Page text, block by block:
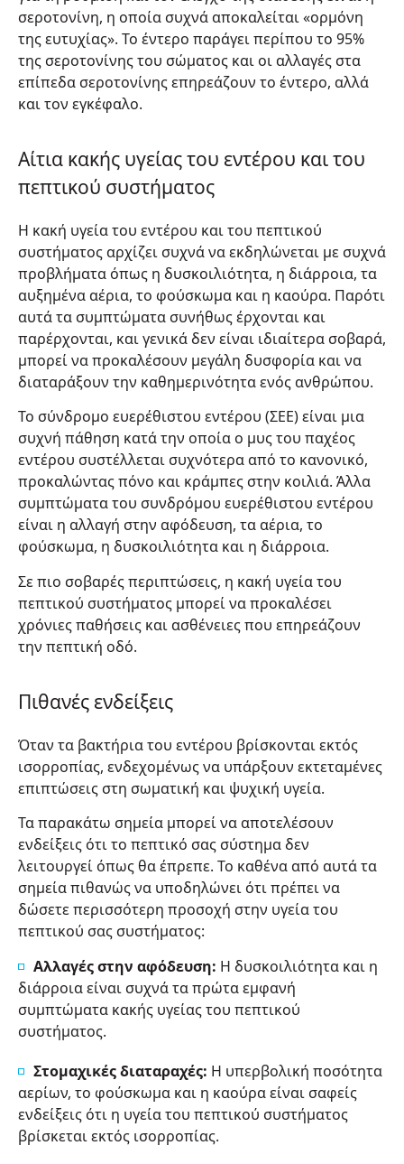
σεροτονίνη, η οποία συχνά αποκαλείται «ορμόνη
της ευτυχίας». Το έντερο παράγει περίπου το 95%
της σεροτονίνης του σώματος και οι αλλαγές στα
επίπεδα σεροτονίνης επηρεάζουν το έντερο, αλλά
και τον εγκέφαλο.
Αίτια κακής υγείας του εντέρου και του
πεπτικού συστήματος
Η κακή υγεία του εντέρου και του πεπτικού
συστήματος αρχίζει συχνά να εκδηλώνεται με συχνά
προβλήματα όπως η δυσκοιλιότητα, η διάρροια, τα
αυξημένα αέρια, το φούσκωμα και η καούρα. Παρότι
αυτά τα συμπτώματα συνήθως έρχονται και
παρέρχονται, και γενικά δεν είναι ιδιαίτερα σοβαρά,
μπορεί να προκαλέσουν μεγάλη δυσφορία και να
διαταράξουν την καθημερινότητα ενός ανθρώπου.
Το σύνδρομο ευερέθιστου εντέρου (ΣΕΕ) είναι μια
συχνή πάθηση κατά την οποία ο μυς του παχέος
εντέρου συστέλλεται συχνότερα από το κανονικό,
προκαλώντας πόνο και κράμπες στην κοιλιά. Άλλα
συμπτώματα του συνδρόμου ευερέθιστου εντέρου
είναι η αλλαγή στην αφόδευση, τα αέρια, το
φούσκωμα, η δυσκοιλιότητα και η διάρροια.
Σε πιο σοβαρές περιπτώσεις, η κακή υγεία του
πεπτικού συστήματος μπορεί να προκαλέσει
χρόνιες παθήσεις και ασθένειες που επηρεάζουν
την πεπτική οδό.
Πιθανές ενδείξεις
Όταν τα βακτήρια του εντέρου βρίσκονται εκτός
ισορροπίας, ενδεχομένως να υπάρξουν εκτεταμένες
επιπτώσεις στη σωματική και ψυχική υγεία.
Τα παρακάτω σημεία μπορεί να αποτελέσουν
ενδείξεις ότι το πεπτικό σας σύστημα δεν
λειτουργεί όπως θα έπρεπε. Το καθένα από αυτά τα
σημεία πιθανώς να υποδηλώνει ότι πρέπει να
δώσετε περισσότερη προσοχή στην υγεία του
πεπτικού σας συστήματος:
Αλλαγές στην αφόδευση: Η δυσκοιλιότητα και η
διάρροια είναι συχνά τα πρώτα εμφανή
συμπτώματα κακής υγείας του πεπτικού
συστήματος.
Στομαχικές διαταραχές: Η υπερβολική ποσότητα
αερίων, το φούσκωμα και η καούρα είναι σαφείς
ενδείξεις ότι η υγεία του πεπτικού συστήματος
βρίσκεται εκτός ισορροπίας.